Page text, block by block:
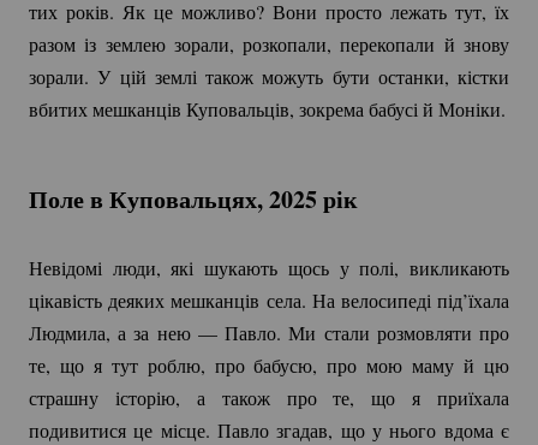
тих років. Як це можливо? Вони просто лежать тут, їх
разом із землею зорали, розкопали, перекопали й знову
зорали. У цій землі також можуть бути останки, кістки
вбитих мешканців Куповальців, зокрема бабусі й Моніки.
Поле в Куповальцях, 2025 рік
Невідомі люди, які шукають щось у полі, викликають
цікавість деяких мешканців села. На велосипеді під’їхала
Людмила, а за нею — Павло. Ми стали розмовляти про
те, що я тут роблю, про бабусю, про мою маму й цю
страшну історію, а також про те, що я приїхала
подивитися це місце. Павло згадав, що у нього вдома є